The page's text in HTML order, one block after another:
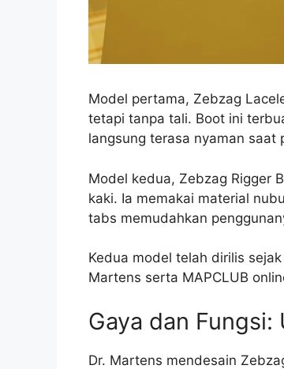
Model pertama, Zebzag
tetapi tanpa tali. Boot ini
langsung terasa nyaman saat
Model kedua, Zebzag Rigger
kaki. Ia memakai material
tabs memudahkan
Kedua model telah dirilis
Martens serta MAPCLUB
Gaya dan
Dr. Martens mendesain